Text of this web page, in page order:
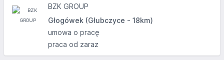
BZK GROUP
Głogówek (Głubczyce - 18km)
umowa o pracę
praca od zaraz